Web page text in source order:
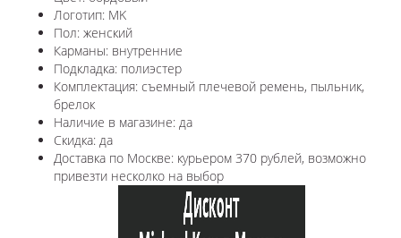
Логотип: MK
Пол: женский
Карманы: внутренние
Подкладка: полиэстер
Комплектация: съемный плечевой ремень, пыльник,
брелок
Наличие в магазине: да
Скидка: да
Доставка по Москве: курьером 370 рублей, возможно
привезти несколко на выбор